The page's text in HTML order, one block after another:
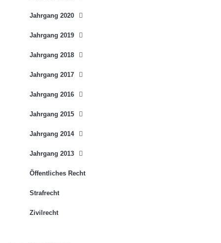
Jahrgang 2020
Jahrgang 2019
Jahrgang 2018
Jahrgang 2017
Jahrgang 2016
Jahrgang 2015
Jahrgang 2014
Jahrgang 2013
Öffentliches Recht
Strafrecht
Zivilrecht